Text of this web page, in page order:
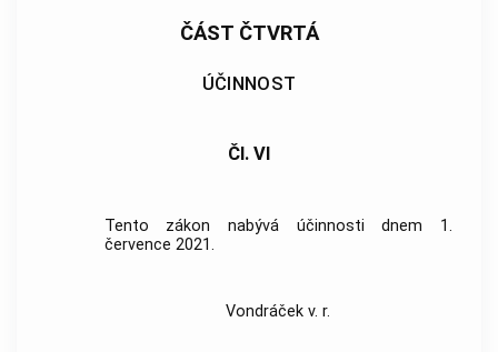
ČÁST ČTVRTÁ
ÚČINNOST
Čl. VI
Tento zákon nabývá účinnosti dnem 1.
července 2021.
Vondráček v. r.